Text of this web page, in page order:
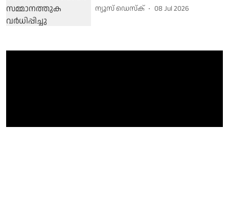
ന്യൂസ് ഡെസ്ക് 08 Jul 2026